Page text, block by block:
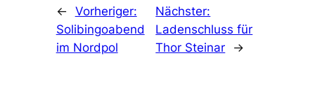
← Vorheriger:
Solibingoabend
im Nordpol
Nächster:
Ladenschluss für
Thor Steinar
→